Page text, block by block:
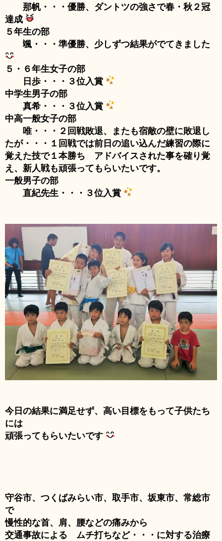
那帆・・・優勝、ダントツの強さで春・秋２冠
達成
５年生の部
颯・・・準優勝、少しずつ結果がでてきました
５・６年生女子の部
日歩・・・３位入賞
中学生男子の部
真希・・・３位入賞
中高一般女子の部
唯・・・２回戦敗退、またも宿敵の壁に敗退し
たが・・・１回戦では前日の追い込んだ練習の際に
覚えた技で１本勝ち アドバイスされた事を確り覚
え、新人戦も頑張ってもらいたいです。
一般男子の部
直紀先生・・・３位入賞
今日の結果に満足せず、高い目標をもって子供たち
には
頑張ってもらいたいです
守谷市、つくばみらい市、取手市、坂東市、常総市
で
慢性的な首、肩、腰などの痛みから
交通事故による ムチ打ちなど・・・に対する治療